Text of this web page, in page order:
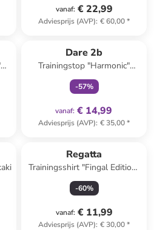
vanaf: € 22,99
Adviesprijs (AVP): € 60,00*
Dare 2b
Trainingstop "Harmonic"
donkerblauw
-57%
vanaf: € 14,99
Adviesprijs (AVP): € 35,00*
Regatta
Trainingsshirt "Fingal Edition"
zwart
-60%
vanaf: € 11,99
Adviesprijs (AVP): € 30,00*